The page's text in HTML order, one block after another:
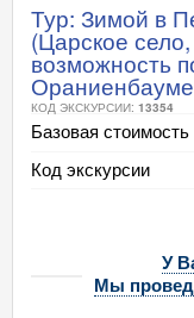
Тур: Зимой в
(Царское
возможность
КОД ЭКСКУРСИИ: 13354
Базовая стоимость
Код экскурсии
У
Мы